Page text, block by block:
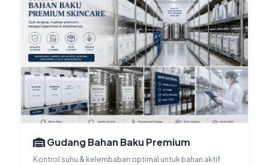
Gudang Bahan Baku Premium
Kontrol suhu & kelembaban optimal untuk bahan aktif